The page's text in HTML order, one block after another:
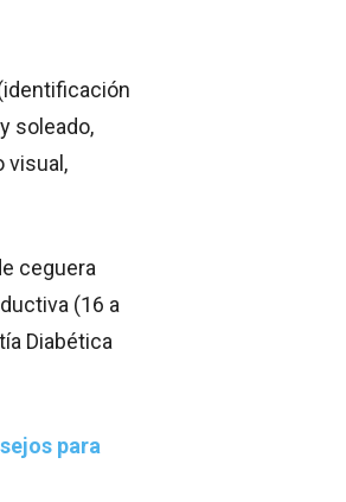
soleado,
visual,
ceguera
(16 a
Diabética
para